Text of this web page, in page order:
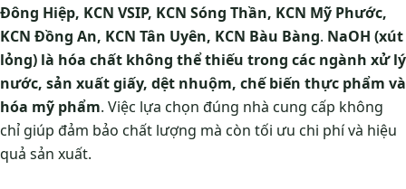
Đông Hiệp, KCN VSIP, KCN Sóng Thần, KCN Mỹ Phước,
KCN Đồng An, KCN Tân Uyên, KCN Bàu Bàng. NaOH (xút
lỏng) là hóa chất không thể thiếu trong các ngành xử lý
nước, sản xuất giấy, dệt nhuộm, chế biến thực phẩm và
hóa mỹ phẩm. Việc lựa chọn đúng nhà cung cấp không
chỉ giúp đảm bảo chất lượng mà còn tối ưu chi phí và hiệu
quả sản xuất.